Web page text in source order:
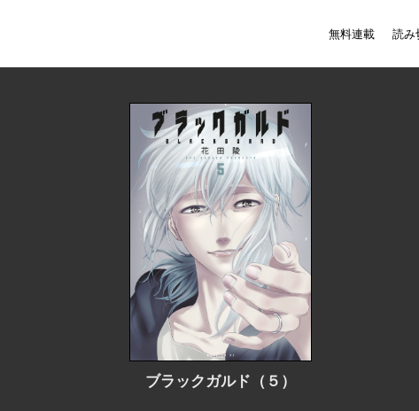
無料連載 読み
ブラックガルド（５）